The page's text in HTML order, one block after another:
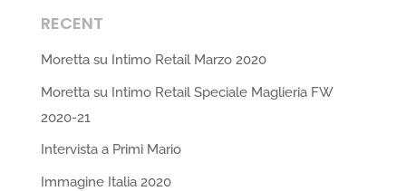
RECENT
Moretta su Intimo Retail Marzo 2020
Moretta su Intimo Retail Speciale Maglieria FW
2020-21
Intervista a Primi Mario
Immagine Italia 2020